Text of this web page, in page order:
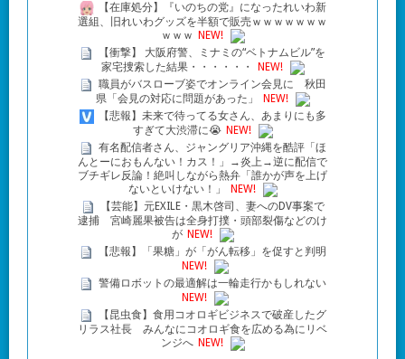
【在庫処分】『いのちの党』になったれいわ新
選組、旧れいわグッズを半額で販売ｗｗｗｗｗｗｗ
ｗｗｗ
NEW!
【衝撃】 大阪府警、ミナミの“ベトナムビル”を
家宅捜索した結果・・・・・・
NEW!
職員がバスローブ姿でオンライン会見に 秋田
県「会見の対応に問題があった」
NEW!
【悲報】未来で待ってる女さん、あまりにも多
すぎて大渋滞に😭 NEW!
有名配信者さん、ジャングリア沖縄を酷評「ほ
んとーにおもんない！カス！」→炎上→逆に配信で
ブチギレ反論！絶叫しながら熱弁「誰かが声を上げ
ないといけない！」
NEW!
【芸能】元EXILE・黒木啓司、妻へのDV事案で
逮捕 宮崎麗果被告は全身打撲・頭部裂傷などのけ
が NEW!
【悲報】「果糖」が「がん転移」を促すと判明
NEW!
警備ロボットの最適解は一輪走行かもしれない
NEW!
【昆虫食】食用コオロギビジネスで破産したグ
リラス社長 みんなにコオロギ食を広める為にリベ
ンジへ NEW!